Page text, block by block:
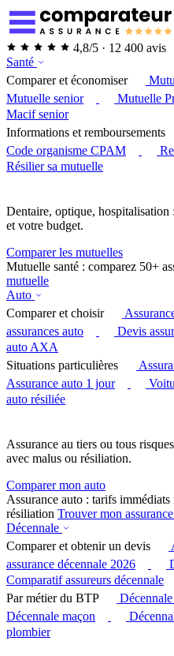
4,8/5 · 12 400 avis
Santé
Comparer et économiser
Mutuelle senior
Mutuelle
Macif senior
Informations et remboursements
Code organisme CPAM
Résilier sa mutuelle
Dentaire, optique, hospitalisation
et votre budget.
Comparer les mutuelles
Mutuelle santé : comparez 50+
mutuelle
Auto
Comparer et choisir
assurances auto
Devis
auto AXA
Situations particulières
Assurance auto 1 jour
auto résiliée
Assurance au tiers ou tous
avec malus ou résiliation.
Comparer mon auto
Assurance auto : tarifs immédiats
résiliation Trouver mon
Décennale
Comparer et obtenir un devis
assurance décennale 2026
Comparatif assureurs décennale
Par métier du BTP
Décennale maçon
plombier